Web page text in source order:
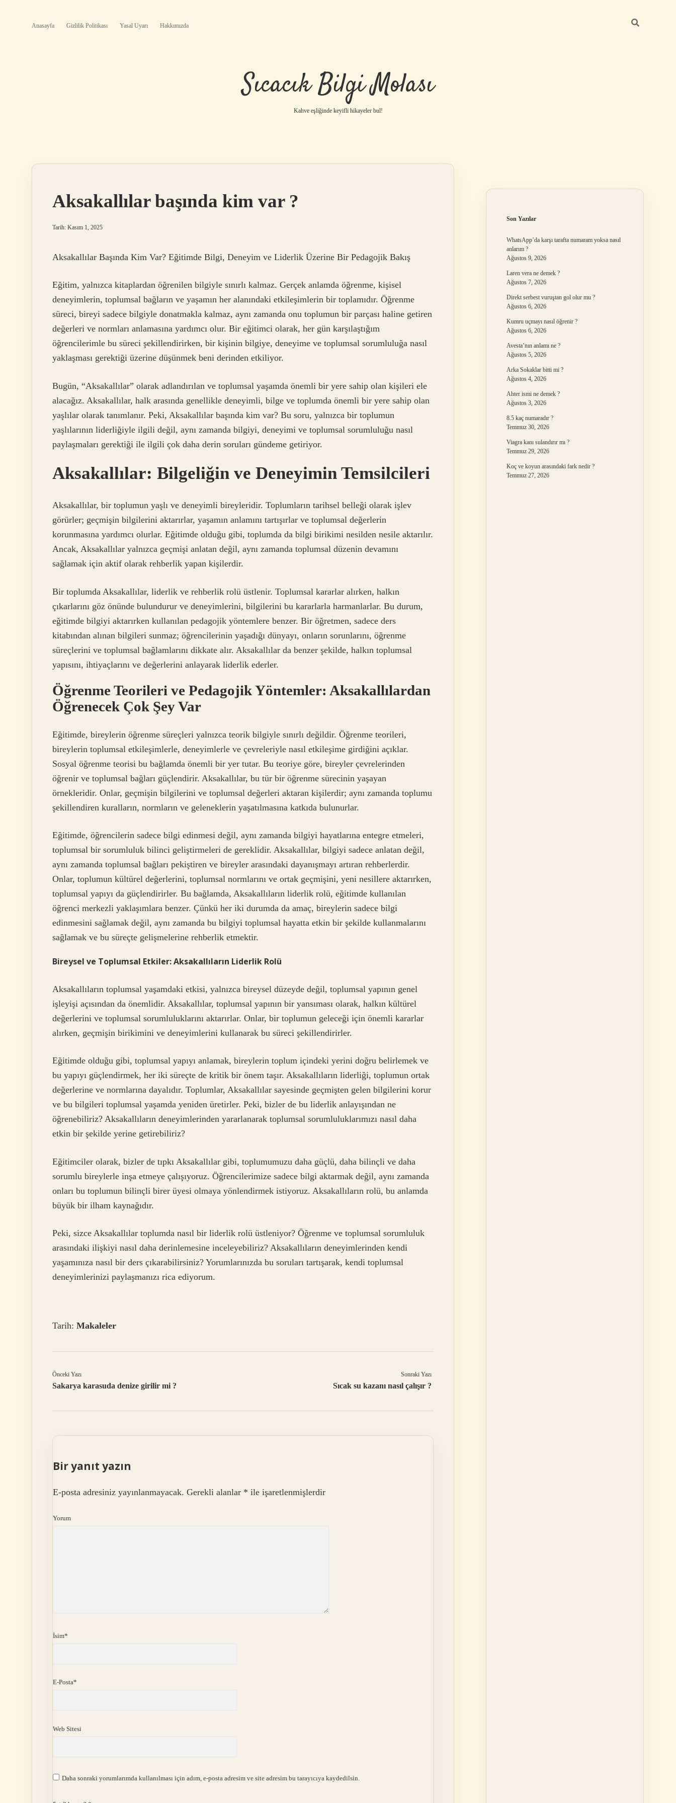
Anasayfa Gizlilik Politikası Yasal Uyarı Hakkımızda
Sıcacık Bilgi Molası
Kahve eşliğinde keyifli hikayeler bul!
Aksakallılar başında kim var ?
Tarih: Kasım 1, 2025
Aksakallılar Başında Kim Var? Eğitimde Bilgi, Deneyim ve Liderlik Üzerine Bir Pedagojik Bakış
Eğitim, yalnızca kitaplardan öğrenilen bilgiyle sınırlı kalmaz. Gerçek anlamda öğrenme, kişisel
deneyimlerin, toplumsal bağların ve yaşamın her alanındaki etkileşimlerin bir toplamıdır. Öğrenme
süreci, bireyi sadece bilgiyle donatmakla kalmaz, aynı zamanda onu toplumun bir parçası haline getiren
değerleri ve normları anlamasına yardımcı olur. Bir eğitimci olarak, her gün karşılaştığım
öğrencilerimle bu süreci şekillendirirken, bir kişinin bilgiye, deneyime ve toplumsal sorumluluğa nasıl
yaklaşması gerektiği üzerine düşünmek beni derinden etkiliyor.
Bugün, “Aksakallılar” olarak adlandırılan ve toplumsal yaşamda önemli bir yere sahip olan kişileri ele
alacağız. Aksakallılar, halk arasında genellikle deneyimli, bilge ve toplumda önemli bir yere sahip olan
yaşlılar olarak tanımlanır. Peki, Aksakallılar başında kim var? Bu soru, yalnızca bir toplumun
yaşlılarının liderliğiyle ilgili değil, aynı zamanda bilgiyi, deneyimi ve toplumsal sorumluluğu nasıl
paylaşmaları gerektiği ile ilgili çok daha derin soruları gündeme getiriyor.
Aksakallılar: Bilgeliğin ve Deneyimin Temsilcileri
Aksakallılar, bir toplumun yaşlı ve deneyimli bireyleridir. Toplumların tarihsel belleği olarak işlev
görürler; geçmişin bilgilerini aktarırlar, yaşamın anlamını tartışırlar ve toplumsal değerlerin
korunmasına yardımcı olurlar. Eğitimde olduğu gibi, toplumda da bilgi birikimi nesilden nesile aktarılır.
Ancak, Aksakallılar yalnızca geçmişi anlatan değil, aynı zamanda toplumsal düzenin devamını
sağlamak için aktif olarak rehberlik yapan kişilerdir.
Bir toplumda Aksakallılar, liderlik ve rehberlik rolü üstlenir. Toplumsal kararlar alırken, halkın
çıkarlarını göz önünde bulundurur ve deneyimlerini, bilgilerini bu kararlarla harmanlarlar. Bu durum,
eğitimde bilgiyi aktarırken kullanılan pedagojik yöntemlere benzer. Bir öğretmen, sadece ders
kitabından alınan bilgileri sunmaz; öğrencilerinin yaşadığı dünyayı, onların sorunlarını, öğrenme
süreçlerini ve toplumsal bağlamlarını dikkate alır. Aksakallılar da benzer şekilde, halkın toplumsal
yapısını, ihtiyaçlarını ve değerlerini anlayarak liderlik ederler.
Öğrenme Teorileri ve Pedagojik Yöntemler: Aksakallılardan
Öğrenecek Çok Şey Var
Eğitimde, bireylerin öğrenme süreçleri yalnızca teorik bilgiyle sınırlı değildir. Öğrenme teorileri,
bireylerin toplumsal etkileşimlerle, deneyimlerle ve çevreleriyle nasıl etkileşime girdiğini açıklar.
Sosyal öğrenme teorisi bu bağlamda önemli bir yer tutar. Bu teoriye göre, bireyler çevrelerinden
öğrenir ve toplumsal bağları güçlendirir. Aksakallılar, bu tür bir öğrenme sürecinin yaşayan
örnekleridir. Onlar, geçmişin bilgilerini ve toplumsal değerleri aktaran kişilerdir; aynı zamanda toplumu
şekillendiren kuralların, normların ve geleneklerin yaşatılmasına katkıda bulunurlar.
Eğitimde, öğrencilerin sadece bilgi edinmesi değil, aynı zamanda bilgiyi hayatlarına entegre etmeleri,
toplumsal bir sorumluluk bilinci geliştirmeleri de gereklidir. Aksakallılar, bilgiyi sadece anlatan değil,
aynı zamanda toplumsal bağları pekiştiren ve bireyler arasındaki dayanışmayı artıran rehberlerdir.
Onlar, toplumun kültürel değerlerini, toplumsal normlarını ve ortak geçmişini, yeni nesillere aktarırken,
toplumsal yapıyı da güçlendirirler. Bu bağlamda, Aksakallıların liderlik rolü, eğitimde kullanılan
öğrenci merkezli yaklaşımlara benzer. Çünkü her iki durumda da amaç, bireylerin sadece bilgi
edinmesini sağlamak değil, aynı zamanda bu bilgiyi toplumsal hayatta etkin bir şekilde kullanmalarını
sağlamak ve bu süreçte gelişmelerine rehberlik etmektir.
Bireysel ve Toplumsal Etkiler: Aksakallıların Liderlik Rolü
Aksakallıların toplumsal yaşamdaki etkisi, yalnızca bireysel düzeyde değil, toplumsal yapının genel
işleyişi açısından da önemlidir. Aksakallılar, toplumsal yapının bir yansıması olarak, halkın kültürel
değerlerini ve toplumsal sorumluluklarını aktarırlar. Onlar, bir toplumun geleceği için önemli kararlar
alırken, geçmişin birikimini ve deneyimlerini kullanarak bu süreci şekillendirirler.
Eğitimde olduğu gibi, toplumsal yapıyı anlamak, bireylerin toplum içindeki yerini doğru belirlemek ve
bu yapıyı güçlendirmek, her iki süreçte de kritik bir önem taşır. Aksakallıların liderliği, toplumun ortak
değerlerine ve normlarına dayalıdır. Toplumlar, Aksakallılar sayesinde geçmişten gelen bilgilerini korur
ve bu bilgileri toplumsal yaşamda yeniden üretirler. Peki, bizler de bu liderlik anlayışından ne
öğrenebiliriz? Aksakallıların deneyimlerinden yararlanarak toplumsal sorumluluklarımızı nasıl daha
etkin bir şekilde yerine getirebiliriz?
Eğitimciler olarak, bizler de tıpkı Aksakallılar gibi, toplumumuzu daha güçlü, daha bilinçli ve daha
sorumlu bireylerle inşa etmeye çalışıyoruz. Öğrencilerimize sadece bilgi aktarmak değil, aynı zamanda
onları bu toplumun bilinçli birer üyesi olmaya yönlendirmek istiyoruz. Aksakallıların rolü, bu anlamda
büyük bir ilham kaynağıdır.
Peki, sizce Aksakallılar toplumda nasıl bir liderlik rolü üstleniyor? Öğrenme ve toplumsal sorumluluk
arasındaki ilişkiyi nasıl daha derinlemesine inceleyebiliriz? Aksakallıların deneyimlerinden kendi
yaşamınıza nasıl bir ders çıkarabilirsiniz? Yorumlarınızda bu soruları tartışarak, kendi toplumsal
deneyimlerinizi paylaşmanızı rica ediyorum.
Tarih: Makaleler
Önceki Yazı
Sakarya karasuda denize girilir mi ?
Sonraki Yazı
Sıcak su kazanı nasıl çalışır ?
Bir yanıt yazın
E-posta adresiniz yayınlanmayacak. Gerekli alanlar * ile işaretlenmişlerdir
Yorum
İsim*
E-Posta*
Web Sitesi
Daha sonraki yorumlarımda kullanılması için adım, e-posta adresim ve site adresim bu tarayıcıya kaydedilsin.
Son Yazılar
WhatsApp’da karşı tarafta numaram yoksa nasıl
anlarım ?
Ağustos 9, 2026
Laren vera ne demek ?
Ağustos 7, 2026
Direkt serbest vuruştan gol olur mu ?
Ağustos 6, 2026
Kumru uçmayı nasıl öğrenir ?
Ağustos 6, 2026
Avesta’nın anlamı ne ?
Ağustos 5, 2026
Arka Sokaklar bitti mi ?
Ağustos 4, 2026
Ahter ismi ne demek ?
Ağustos 3, 2026
8.5 kaç numaradır ?
Temmuz 30, 2026
Viagra kanı sulandırır mı ?
Temmuz 29, 2026
Koç ve koyun arasındaki fark nedir ?
Temmuz 27, 2026